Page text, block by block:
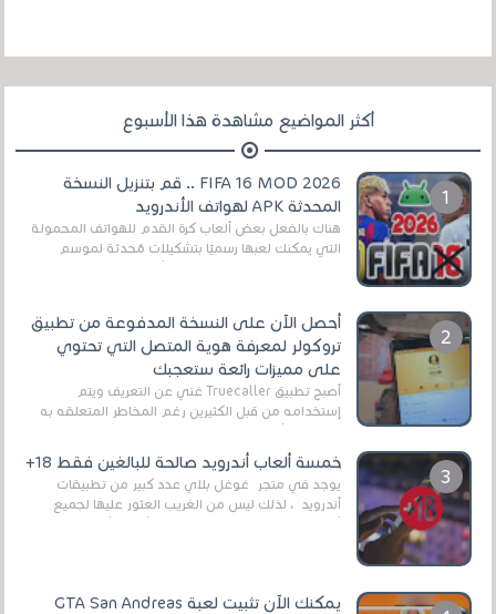
أكثر المواضيع مشاهدة هذا الأسبوع
FIFA 16 MOD 2026 .. قم بتنزيل النسخة
المحدثة APK لهواتف الأندرويد
هناك بالفعل بعض ألعاب كرة القدم للهواتف المحمولة
التي يمكنك لعبها رسميًا بتشكيلات مُحدثة لموسم
أحصل الآن على النسخة المدفوعة من تطبيق
تروكولر لمعرفة هوية المتصل التي تحتوي
على مميزات رائعة ستعجبك
أصبح تطبيق Truecaller غني عن التعريف ويتم
إستخدامه من قبل الكثيرين رغم المخاطر المتعلقه به
خمسة ألعاب أندرويد صالحة للبالغين فقط 18+
يوجد في متجر غوغل بلاي عدد كبير من تطبيقات
أندرويد ، لذلك ليس من الغريب العثور عليها لجميع
يمكنك الآن تثبيت لعبة GTA San Andreas